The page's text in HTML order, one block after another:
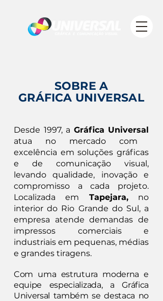
SOBRE A
GRÁFICA UNIVERSAL
Desde 1997, a Gráfica Universal
atua no mercado com
excelência em soluções gráficas
e de comunicação visual,
levando qualidade, inovação e
compromisso a cada projeto.
Localizada em Tapejara,no
interior do Rio Grande do Sul, a
empresa atende demandas de
impressos comerciais e
industriais em pequenas, médias
e grandes tiragens.
Com uma estrutura moderna e
equipe especializada, a Gráfica
Universal também se destaca no